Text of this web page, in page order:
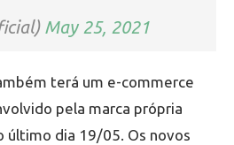
May 25, 2021
terá um e-commerce
pela marca própria
último dia 19/05. Os novos